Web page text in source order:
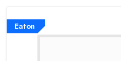
Eaton